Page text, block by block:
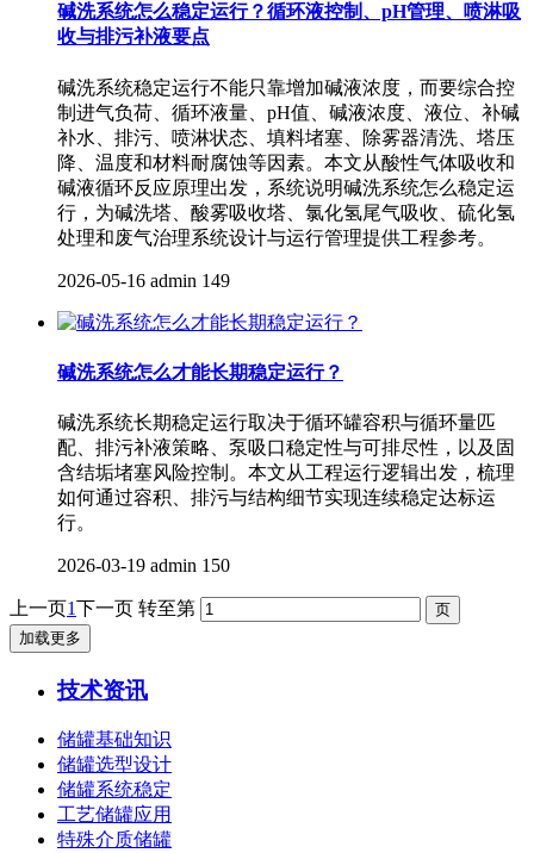
碱洗系统怎么稳定运行？循环液控制、pH管理、喷淋吸
收与排污补液要点
碱洗系统稳定运行不能只靠增加碱液浓度，而要综合控
制进气负荷、循环液量、pH值、碱液浓度、液位、补碱
补水、排污、喷淋状态、填料堵塞、除雾器清洗、塔压
降、温度和材料耐腐蚀等因素。本文从酸性气体吸收和
碱液循环反应原理出发，系统说明碱洗系统怎么稳定运
行，为碱洗塔、酸雾吸收塔、氯化氢尾气吸收、硫化氢
处理和废气治理系统设计与运行管理提供工程参考。
2026-05-16 admin 149
碱洗系统怎么才能长期稳定运行？
碱洗系统长期稳定运行取决于循环罐容积与循环量匹
配、排污补液策略、泵吸口稳定性与可排尽性，以及固
含结垢堵塞风险控制。本文从工程运行逻辑出发，梳理
如何通过容积、排污与结构细节实现连续稳定达标运
行。
2026-03-19 admin 150
上一页1下一页 转至第
加载更多
技术资讯
储罐基础知识
储罐选型设计
储罐系统稳定
工艺储罐应用
特殊介质储罐